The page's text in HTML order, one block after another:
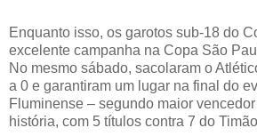
Enquanto isso, os garotos sub-18 do
excelente campanha na Copa São
No mesmo sábado, sacolaram o
a 0 e garantiram um lugar na final do
Fluminense – segundo maior
história, com 5 títulos contra 7 do